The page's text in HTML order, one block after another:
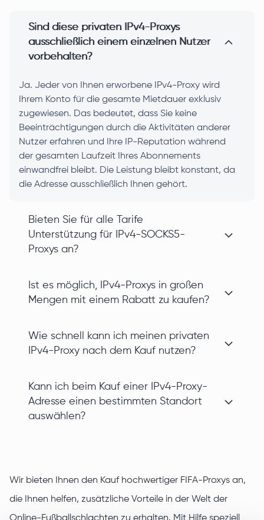
Sind diese privaten IPv4-Proxys
ausschließlich einem einzelnen Nutzer
vorbehalten?
Ja. Jeder von Ihnen erworbene IPv4-Proxy wird
Ihrem Konto für die gesamte Mietdauer exklusiv
zugewiesen. Das bedeutet, dass Sie keine
Beeinträchtigungen durch die Aktivitäten anderer
Nutzer erfahren und Ihre IP-Reputation während
der gesamten Laufzeit Ihres Abonnements
einwandfrei bleibt. Die Leistung bleibt konstant, da
die Adresse ausschließlich Ihnen gehört.
Bieten Sie für alle Tarife
Unterstützung für IPv4-SOCKS5-
Proxys an?
Ist es möglich, IPv4-Proxys in großen
Mengen mit einem Rabatt zu kaufen?
Wie schnell kann ich meinen privaten
IPv4-Proxy nach dem Kauf nutzen?
Kann ich beim Kauf einer IPv4-Proxy-
Adresse einen bestimmten Standort
auswählen?
Wir bieten Ihnen den Kauf hochwertiger FIFA-Proxys an,
die Ihnen helfen, zusätzliche Vorteile in der Welt der